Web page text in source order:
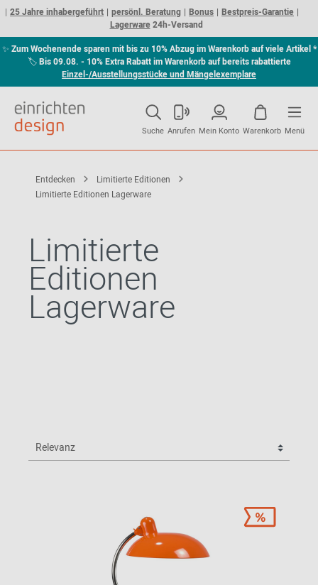
25 Jahre inhabergeführt persönl. Beratung Bonus
Bestpreis-Garantie
Lagerware24h-Versand
✨ Zum Wochenende sparen mit bis zu 10% Abzug im Warenkorb auf viele Artikel *
🏷Bis 09.08. - 10% Extra Rabatt im Warenkorb auf bereits rabattierte
Einzel-/Ausstellungsstücke und Mängelexemplare
Suche Anrufen Mein Konto Warenkorb Menü
Entdecken
Limitierte Editionen
Limitierte Editionen Lagerware
Limitierte
Editionen
Lagerware